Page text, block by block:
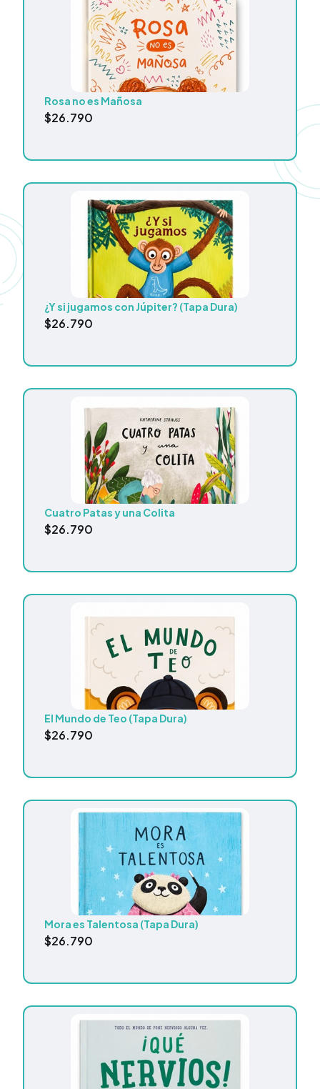
Rosa no es Mañosa
$26.790
¿Y si jugamos con Júpiter? (Tapa Dura)
$26.790
Cuatro Patas y una Colita
$26.790
El Mundo de Teo (Tapa Dura)
$26.790
Mora es Talentosa (Tapa Dura)
$26.790